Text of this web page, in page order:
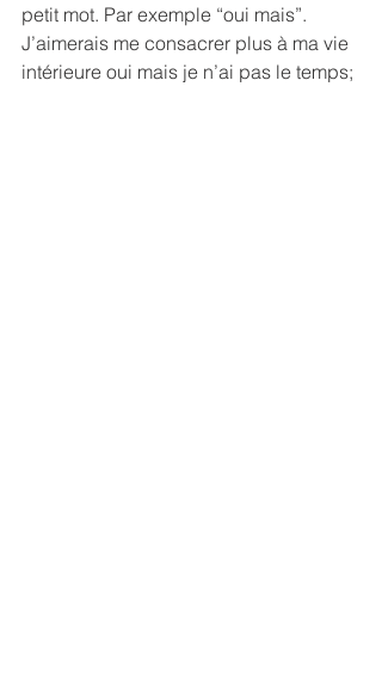
petit mot. Par exemple “oui mais”.
J’aimerais me consacrer plus à ma vie
intérieure oui mais je n’ai pas le temps;